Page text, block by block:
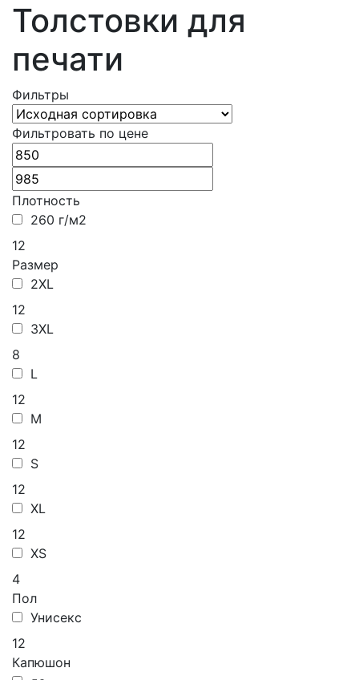
Толстовки для
печати
Фильтры
Фильтровать по цене
Плотность
260 г/м2
12
Размер
2XL
12
3XL
8
L
12
M
12
S
12
XL
12
XS
4
Пол
Унисекс
12
Капюшон